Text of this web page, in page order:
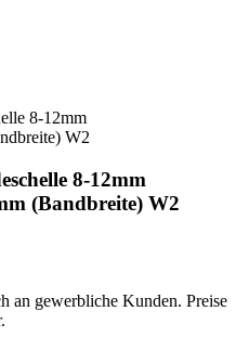
8-12mm
(Bandbreite) W2
an gewerbliche Kunden. Preise